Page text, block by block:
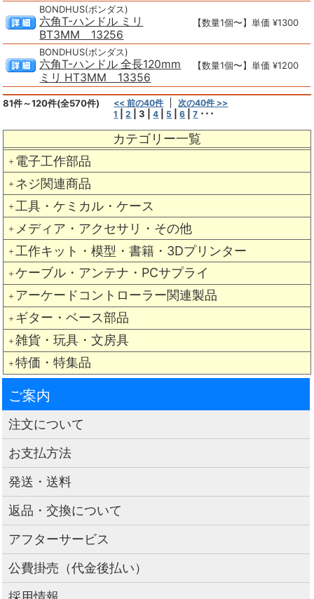
カテゴリー一覧
＋ 電子工作部品
＋ ネジ関連商品
＋ 工具・ケミカル・ケース
＋ メディア・アクセサリ・その他
＋ 工作キット・模型・書籍・3Dプリンター
＋ ケーブル・アンテナ・PCサプライ
＋ アーケードコントローラー関連製品
＋ ギター・ベース部品
＋ 雑貨・玩具・文房具
＋ 特価・特集品
BONDHUS(ボンダス)
六角T-ハンドル ミリ
BT3MM 13256
【数量1個〜】単価 ¥1300
BONDHUS(ボンダス)
六角T-ハンドル 全長120mm
ミリ HT3MM 13356
【数量1個〜】単価 ¥1200
81件～120件(全570件) << 前の40件
次の40件 >>
1
|2 |3 |4 5 |6 |7 ･･･
ご案内
注文について
お支払方法
発送・送料
返品・交換について
アフターサービス
公費掛売（代金後払い）